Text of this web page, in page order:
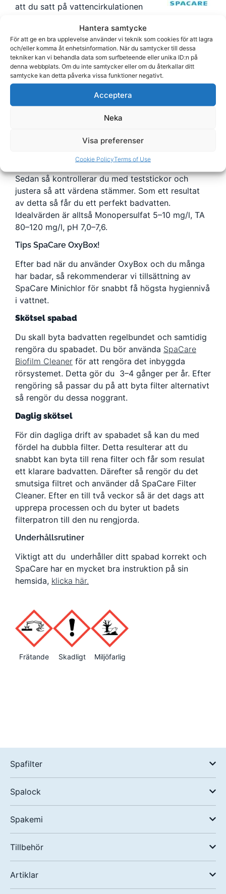
Hantera samtycke
För att ge en bra upplevelse använder vi teknik som cookies för att lagra
och/eller komma åt enhetsinformation. När du samtycker till dessa
tekniker kan vi behandla data som surfbeteende eller unika ID:n på
denna webbplats. Om du inte samtycker eller om du återkallar ditt
samtycke kan detta påverka vissa funktioner negativt.
Acceptera
Neka
Visa preferenser
Cookie PolicyTerms of Use
att du satt på vattencirkulationen
badvatten så tillsätter du 30 ml Active Oxygen
Granular per 1000 liter vatten. Efter denna
uppstart så behöver du dagligen underhålla
badvattnet med tillsätta 15 ml per 1000 liter
vatten.
Det går alltså att bada redan 10 minuter efter du
Om du inte ska inte bada i vattnet under flera
dagar så måste du tillsätta 30 ml SpaCare Active
Oxygen Granular per 1000 liter efter badningen
som efterdesinfektion av vattnet.
Sedan så kontrollerar du med teststickor och
justera så att värdena stämmer. Som ett resultat
av detta så får du ett perfekt badvatten.
Idealvärden är alltså Monopersulfat 5–10 mg/l, TA
80–120 mg/l, pH 7,0–7,6.
Tips SpaCare OxyBox!
Efter bad när du använder OxyBox och du många
har badar, så rekommenderar vi tillsättning av
SpaCare Minichlor för snabbt få högsta hygiennivå
i vattnet.
Skötsel spabad
Du skall byta badvatten regelbundet och samtidig
rengöra du spabadet. Du bör använda SpaCare
Biofilm Cleaner för att rengöra det inbyggda
rörsystemet. Detta gör du 3–4 gånger per år. Efter
rengöring så passar du på att byta filter alternativt
så rengör du dessa noggrant.
Daglig skötsel
För din dagliga drift av spabadet så kan du med
fördel ha dubbla filter. Detta resulterar att du
snabbt kan byta till rena filter och får som resulat
ett klarare badvatten. Därefter så rengör du det
smutsiga filtret och använder då SpaCare Filter
Cleaner. Efter en till två veckor så är det dags att
upprepa processen och du byter ut badets
filterpatron till den nu rengjorda.
Underhållsrutiner
Viktigt att du underhåller ditt spabad korrekt och
SpaCare har en mycket bra instruktion på sin
hemsida, klicka här.
Frätande Skadligt Miljöfarlig
Spafilter
Spalock
Spakemi
Tillbehör
Artiklar